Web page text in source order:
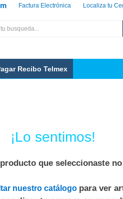
Localiza tu
Factura Electrónica
Recibo Telmex
¡Lo sentimos!
que seleccionaste
nuestro catálogo para ver